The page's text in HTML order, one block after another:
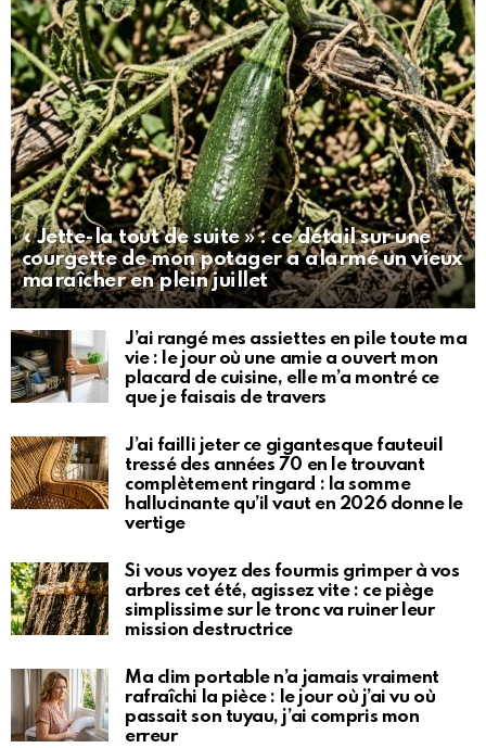
« Jette-la tout de suite » : ce détail sur une
courgette de mon potager a alarmé un vieux
maraîcher en plein juillet
J’ai rangé mes assiettes en pile toute ma
vie : le jour où une amie a ouvert mon
placard de cuisine, elle m’a montré ce
que je faisais de travers
J’ai failli jeter ce gigantesque fauteuil
tressé des années 70 en le trouvant
complètement ringard : la somme
hallucinante qu’il vaut en 2026 donne le
vertige
Si vous voyez des fourmis grimper à vos
arbres cet été, agissez vite : ce piège
simplissime sur le tronc va ruiner leur
mission destructrice
Ma clim portable n’a jamais vraiment
rafraîchi la pièce : le jour où j’ai vu où
passait son tuyau, j’ai compris mon
erreur